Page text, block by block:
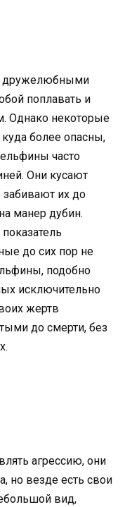
дружелюбными
поплавать и
Однако некоторые
более опасны,
часто
Они кусают
забивают их до
манер дубин.
до сих пор не
подобно
исключительно
жертв
до смерти, без
агрессию, они
но везде есть свои
вид,